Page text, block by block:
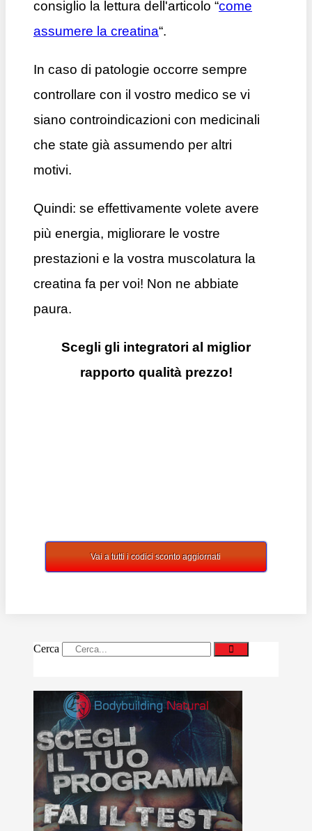
consiglio la lettura dell'articolo “come
assumere la creatina“.
In caso di patologie occorre sempre
controllare con il vostro medico se vi
siano controindicazioni con medicinali
che state già assumendo per altri
motivi.
Quindi: se effettivamente volete avere
più energia, migliorare le vostre
prestazioni e la vostra muscolatura la
creatina fa per voi! Non ne abbiate
paura.
Scegli gli integratori al miglior
rapporto qualità prezzo!
Vai a tutti i codici sconto aggiornati
Cerca